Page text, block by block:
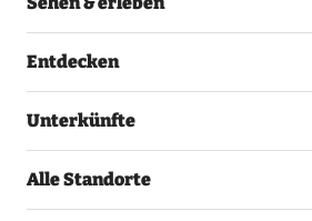
Entdecken
Unterkünfte
Alle Standorte